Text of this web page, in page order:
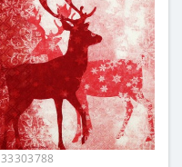
33303788